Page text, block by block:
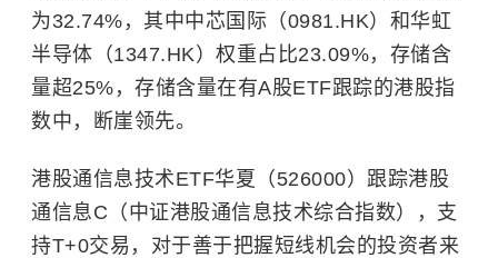
为32.74%，其中中芯国际（0981.HK）和华虹
半导体（1347.HK）权重占比23.09%，存储含
量超25%，存储含量在有A股ETF跟踪的港股指
数中，断崖领先。
港股通信息技术ETF华夏（526000）跟踪港股
通信息C（中证港股通信息技术综合指数），支
持T+0交易，对于善于把握短线机会的投资者来